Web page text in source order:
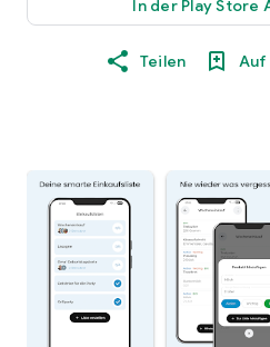
In der Play Store
Teilen Auf